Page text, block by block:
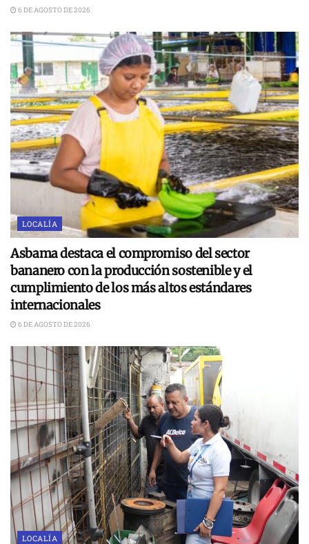
6 DE AGOSTO DE 2026
LOCALÍA
Asbama destaca el compromiso del sector
bananero con la producción sostenible y el
cumplimiento de los más altos estándares
internacionales
6 DE AGOSTO DE 2026
LOCALÍA